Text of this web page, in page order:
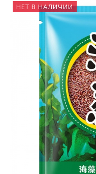
НЕТ В НАЛИЧИИ